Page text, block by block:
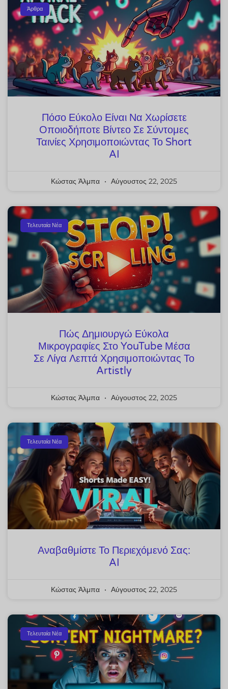
Άρθρα
Πόσο Εύκολο Είναι Να Χωρίσετε
Οποιοδήποτε Βίντεο Σε Σύντομες
Ταινίες Χρησιμοποιώντας Το Short
AI
Κώστας Άλμπα Αύγουστος 22, 2025
Τελευταία Νέα
Πώς Δημιουργώ Εύκολα
Μικρογραφίες Στο YouTube Μέσα
Σε Λίγα Λεπτά Χρησιμοποιώντας Το
Artistly
Κώστας Άλμπα Αύγουστος 22, 2025
Τελευταία Νέα
Αναβαθμίστε Το Περιεχόμενό Σας:
AI
Κώστας Άλμπα Αύγουστος 22, 2025
Τελευταία Νέα